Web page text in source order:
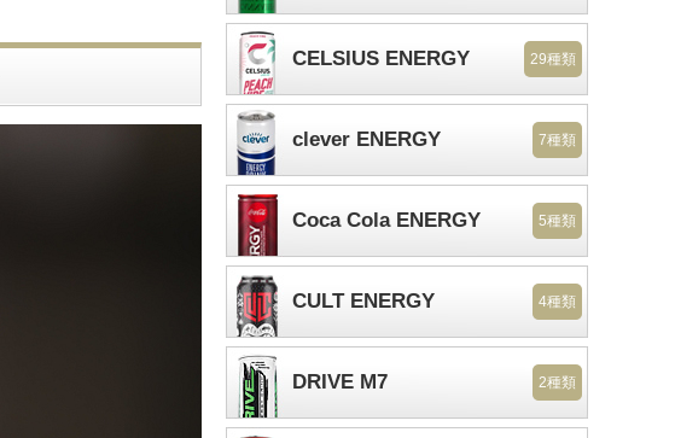
CELSIUS ENERGY 29種類
clever ENERGY 7種類
Coca Cola ENERGY 5種類
CULT ENERGY 4種類
DRIVE M7 2種類